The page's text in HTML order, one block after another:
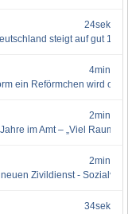
24sek
steigt auf gut
4min
ein Reförmchen wird oder
2min
im Amt – „Viel Raum für
2min
Zivildienst -
34sek